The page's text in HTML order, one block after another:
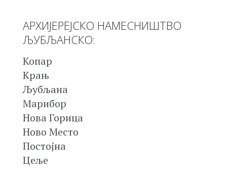
АРХИЈЕРЕЈСКО НАМЕСНИШТВО
ЉУБЉАНСКО:
Копар
Крањ
Љубљана
Марибор
Нова Горица
Ново Место
Постојна
Цеље